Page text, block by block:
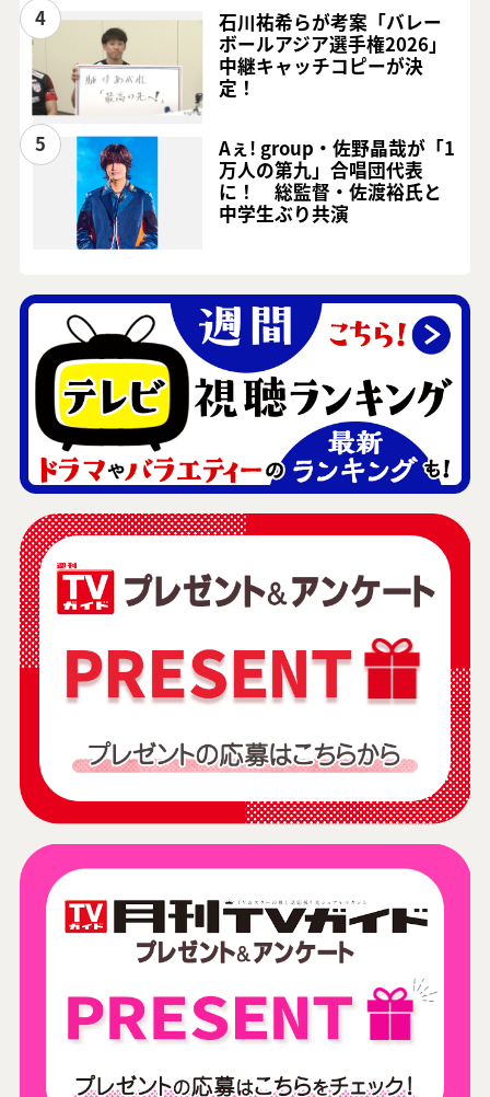
4
石川祐希らが考案「バレー
ボールアジア選手権2026」
中継キャッチコピーが決
定！
5
Aぇ! group・佐野晶哉が「1
万人の第九」合唱団代表
に！ 総監督・佐渡裕氏と
中学生ぶり共演